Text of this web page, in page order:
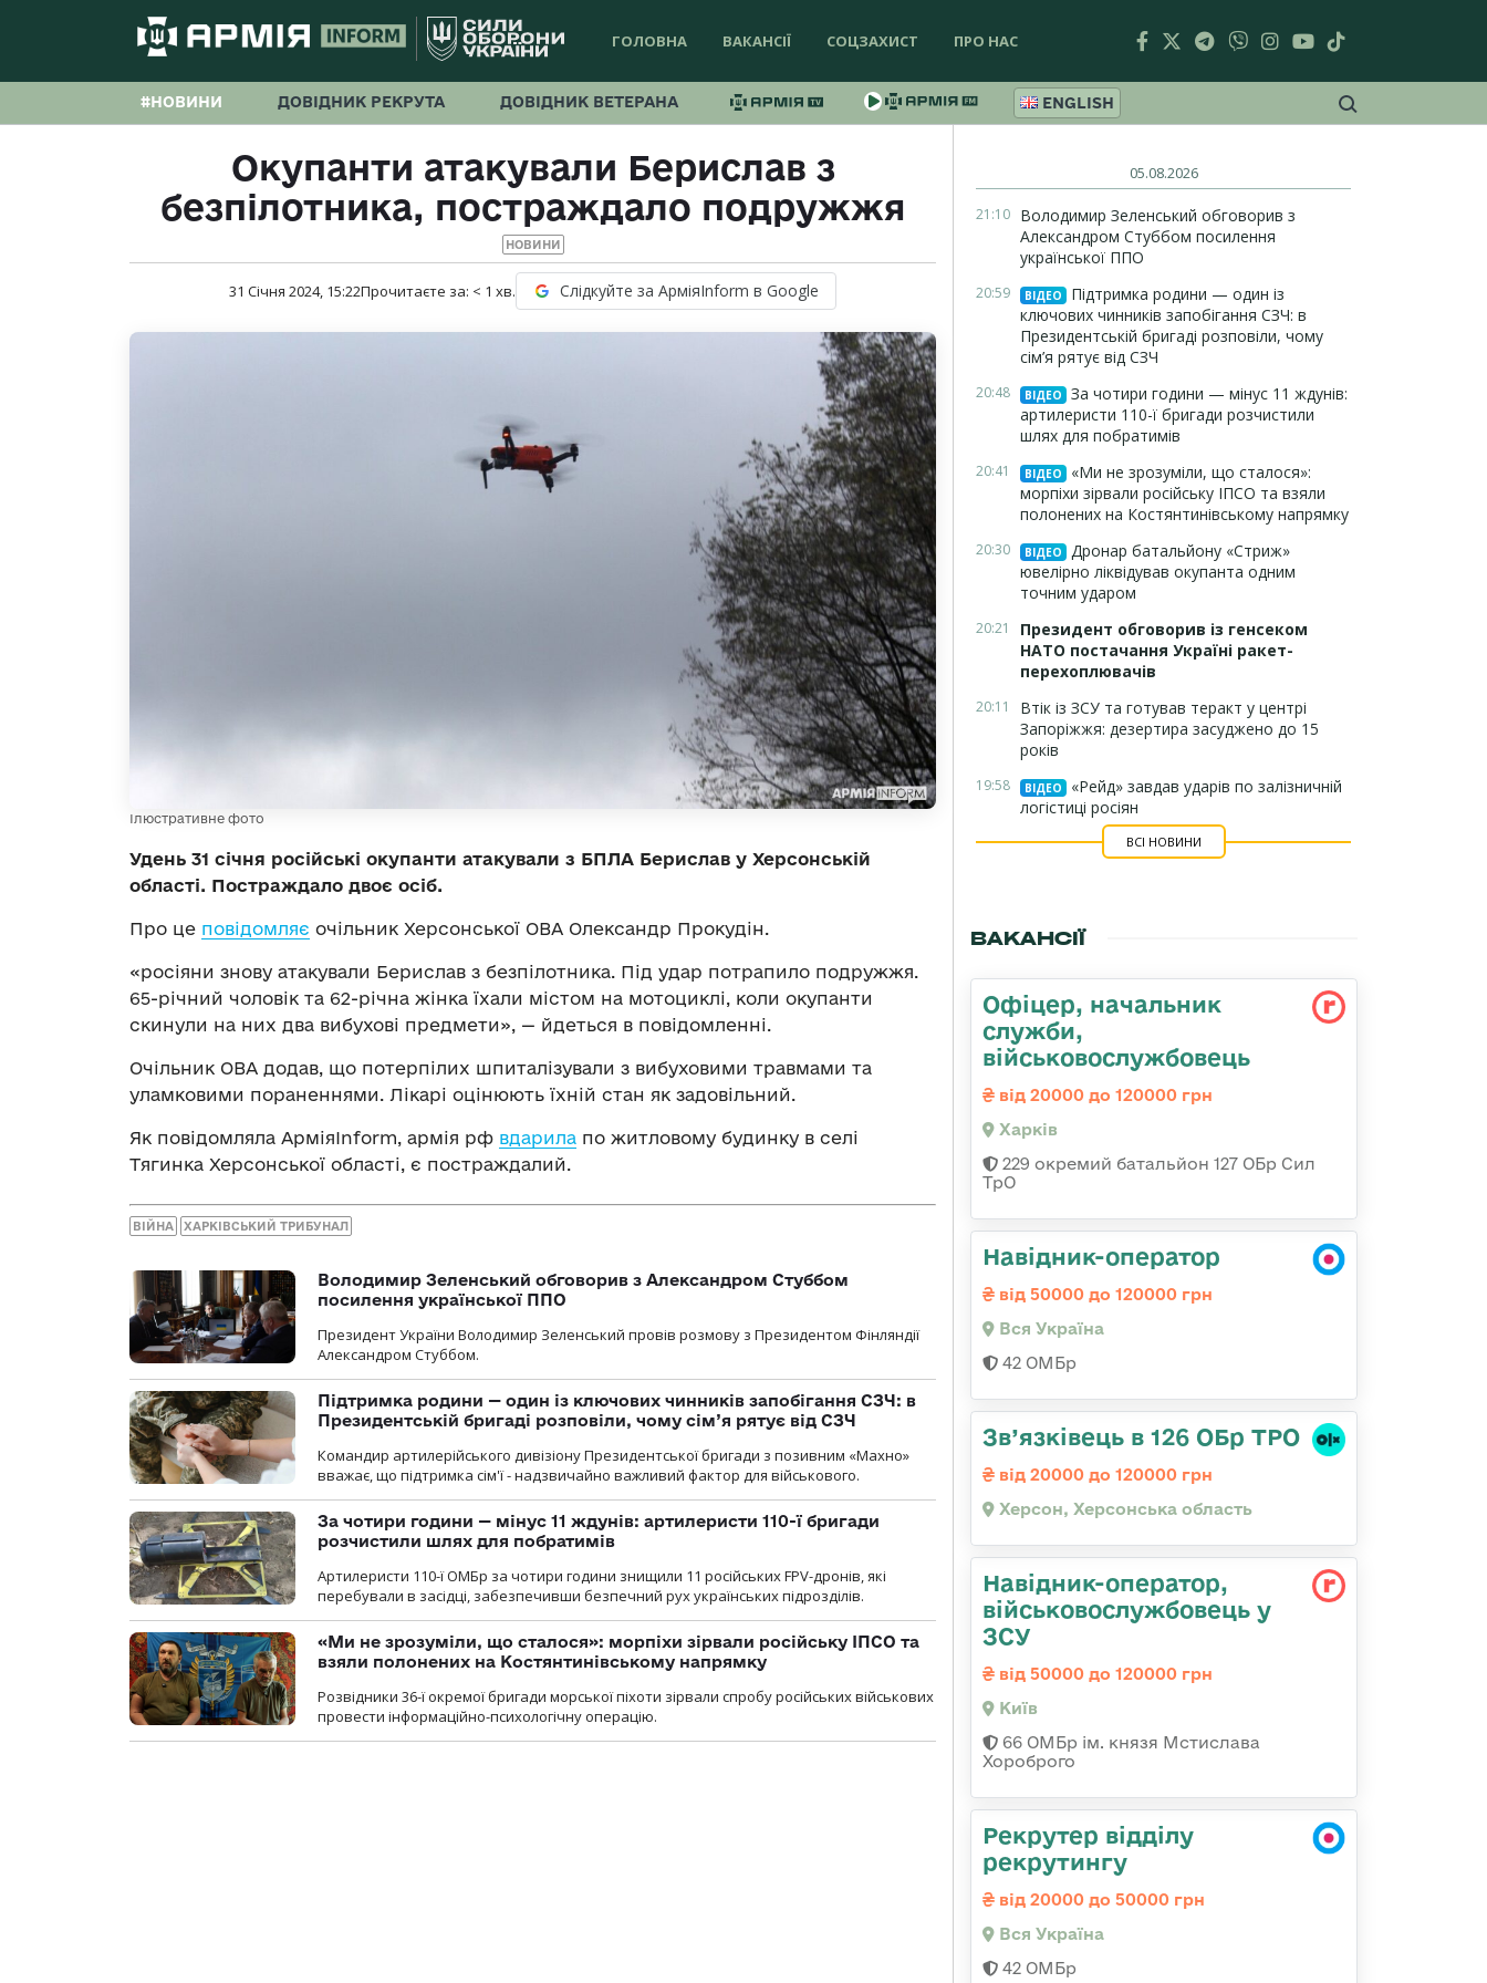
ГОЛОВНА ВАКАНСІЇ СОЦЗАХИСТ ПРО НАС
#НОВИНИ ДОВІДНИК РЕКРУТА ДОВІДНИК ВЕТЕРАНА ENGLISH
Окупанти атакували Берислав з
безпілотника, постраждало подружжя
НОВИНИ
31 Січня 2024, 15:22Прочитаєте за: < 1 хв. Слідкуйте за АрміяInform в Google
Ілюстративне фото
Удень 31 січня російські окупанти атакували з БПЛА Берислав у Херсонській
області. Постраждало двоє осіб.
Про це повідомляє очільник Херсонської ОВА Олександр Прокудін.
«росіяни знову атакували Берислав з безпілотника. Під удар потрапило подружжя.
65-річний чоловік та 62-річна жінка їхали містом на мотоциклі, коли окупанти
скинули на них два вибухові предмети», — йдеться в повідомленні.
Очільник ОВА додав, що потерпілих шпиталізували з вибуховими травмами та
уламковими пораненнями. Лікарі оцінюють їхній стан як задовільний.
Як повідомляла АрміяInform, армія рф вдарила по житловому будинку в селі
Тягинка Херсонської області, є постраждалий.
ВІЙНА ХАРКІВСЬКИЙ ТРИБУНАЛ
Володимир Зеленський обговорив з Александром Стуббом
посилення української ППО
Президент України Володимир Зеленський провів розмову з Президентом Фінляндії
Александром Стуббом.
Підтримка родини — один із ключових чинників запобігання СЗЧ: в
Президентській бригаді розповіли, чому сім’я рятує від СЗЧ
Командир артилерійського дивізіону Президентської бригади з позивним «Махно»
вважає, що підтримка сім'ї - надзвичайно важливий фактор для військового.
За чотири години — мінус 11 ждунів: артилеристи 110-ї бригади
розчистили шлях для побратимів
Артилеристи 110-ї ОМБр за чотири години знищили 11 російських FPV-дронів, які
перебували в засідці, забезпечивши безпечний рух українських підрозділів.
«Ми не зрозуміли, що сталося»: морпіхи зірвали російську ІПСО та
взяли полонених на Костянтинівському напрямку
Розвідники 36-ї окремої бригади морської піхоти зірвали спробу російських військових
провести інформаційно-психологічну операцію.
05.08.2026
21:10 Володимир Зеленський обговорив з
Александром Стуббом посилення
української ППО
20:59 ВІДЕО
Підтримка родини — один із
ключових чинників запобігання СЗЧ: в
Президентській бригаді розповіли, чому
сім’я рятує від СЗЧ
20:48 ВІДЕО
За чотири години — мінус 11 ждунів:
артилеристи 110-ї бригади розчистили
шлях для побратимів
20:41 ВІДЕО
«Ми не зрозуміли, що сталося»:
морпіхи зірвали російську ІПСО та взяли
полонених на Костянтинівському напрямку
20:30 ВІДЕО
Дронар батальйону «Стриж»
ювелірно ліквідував окупанта одним
точним ударом
20:21
Президент обговорив із генсеком
НАТО постачання Україні ракет-
перехоплювачів
20:11
Втік із ЗСУ та готував теракт у центрі
Запоріжжя: дезертира засуджено до 15
років
19:58 ВІДЕО
«Рейд» завдав ударів по залізничній
логістиці росіян
ВСІ НОВИНИ
ВАКАНСІЇ
Офіцер, начальник
служби,
військовослужбовець
від 20000 до 120000 грн
Харків
229 окремий батальйон 127 ОБр Сил
ТрО
Навідник-оператор
від 50000 до 120000 грн
Вся Україна
42 ОМБр
Зв’язківець в 126 ОБр ТРО
від 20000 до 120000 грн
Херсон, Херсонська область
Навідник-оператор,
військовослужбовець у
ЗСУ
від 50000 до 120000 грн
Київ
66 ОМБр ім. князя Мстислава
Хороброго
Рекрутер відділу
рекрутингу
від 20000 до 50000 грн
Вся Україна
42 ОМБр